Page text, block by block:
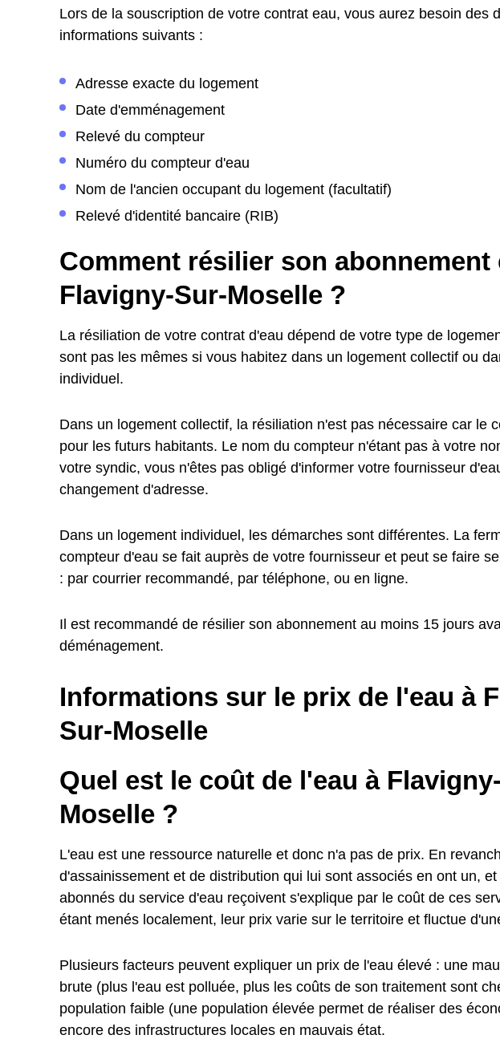
Lors de la souscription de votre contrat eau, vous aurez besoin des
informations suivants :
Adresse exacte du logement
Date d'emménagement
Relevé du compteur
Numéro du compteur d'eau
Nom de l'ancien occupant du logement (facultatif)
Relevé d'identité bancaire (RIB)
Comment résilier son abonnement
Flavigny-Sur-Moselle ?
La résiliation de votre contrat d'eau dépend de votre type de
sont pas les mêmes si vous habitez dans un logement collectif ou
individuel.
Dans un logement collectif, la résiliation n'est pas nécessaire car le
pour les futurs habitants. Le nom du compteur n'étant pas à votre
votre syndic, vous n'êtes pas obligé d'informer votre fournisseur
changement d'adresse.
Dans un logement individuel, les démarches sont différentes. La
compteur d'eau se fait auprès de votre fournisseur et peut se faire
: par courrier recommandé, par téléphone, ou en ligne.
Il est recommandé de résilier son abonnement au moins 15 jours
déménagement.
Informations sur le prix de l'eau à
Sur-Moselle
Quel est le coût de l'eau à
Moselle ?
L'eau est une ressource naturelle et donc n'a pas de prix. En
d'assainissement et de distribution qui lui sont associés en ont un,
abonnés du service d'eau reçoivent s'explique par le coût de ces
étant menés localement, leur prix varie sur le territoire et fluctue
Plusieurs facteurs peuvent expliquer un prix de l'eau élevé : une
brute (plus l'eau est polluée, plus les coûts de son traitement sont
population faible (une population élevée permet de réaliser des
encore des infrastructures locales en mauvais état.